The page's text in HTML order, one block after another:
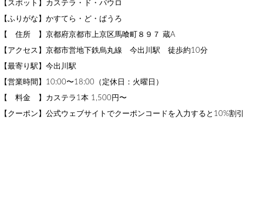
【スポット】カステラ・ド・パウロ
【ふりがな】かすてら・ど・ぱうろ
【 住所 】京都府京都市上京区馬喰町８９７ 蔵A
【アクセス】京都市営地下鉄烏丸線 今出川駅 徒歩約10分
【最寄り駅】今出川駅
【営業時間】10:00〜18:00（定休日：火曜日）
【 料金 】カステラ1本 1,500円〜
【クーポン】公式ウェブサイトでクーポンコードを入力すると10%割引